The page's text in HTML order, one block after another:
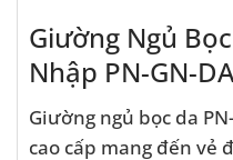
Giường Ngủ
Nhập PN-GN-
Giường ngủ bọc da
cao cấp mang đến vẻ